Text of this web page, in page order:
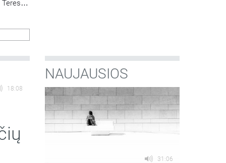
18:08
NAUJAUSIOS
31:06